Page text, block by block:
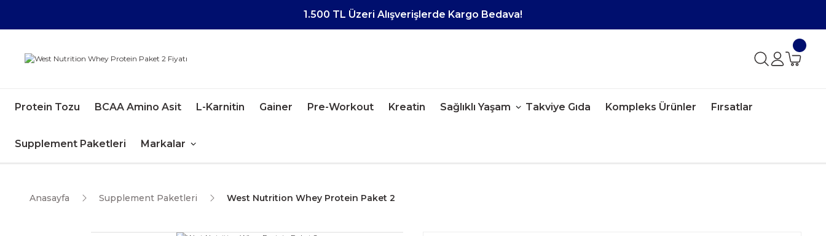
1.500 TL Üzeri Alışverişlerde Kargo Bedava!
Protein Tozu BCAA Amino Asit L-Karnitin Gainer Pre-Workout Kreatin Sağlıklı Yaşam Takviye Gıda Kompleks Ürünler Fırsatlar
Supplement Paketleri Markalar
Anasayfa Supplement Paketleri West Nutrition Whey Protein Paket 2